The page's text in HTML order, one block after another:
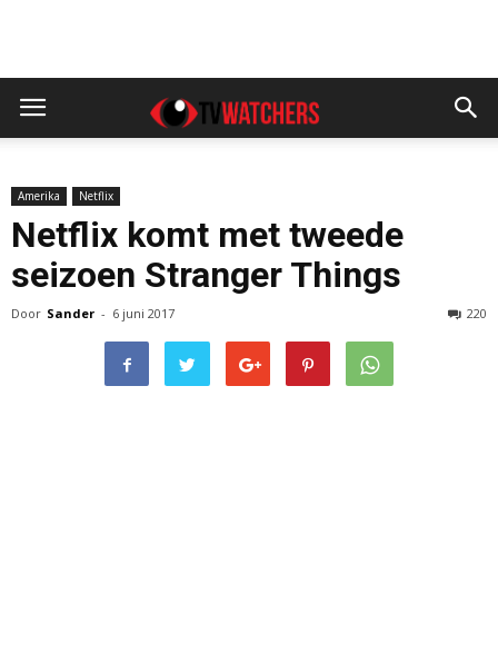
Amerika Netflix
Netflix komt met tweede
seizoen Stranger Things
Door Sander - 6 juni 2017 220